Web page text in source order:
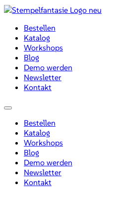
Zum
wechselnBestellen
Katalog
Workshops
Blog
Demo werden
Newsletter
Kontakt
Menü
Bestellen
Katalog
Workshops
Blog
Demo werden
Newsletter
Kontakt